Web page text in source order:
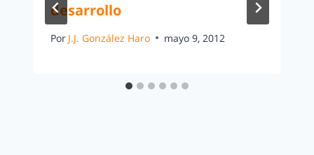
desarrollo
Por J.J. González Haro mayo 9, 2012